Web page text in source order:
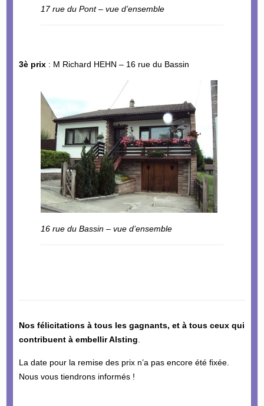
17 rue du Pont – vue d’ensemble
3è prix : M Richard HEHN – 16 rue du Bassin
16 rue du Bassin – vue d’ensemble
Nos félicitations à tous les gagnants, et à tous ceux qui
contribuent à embellir Alsting.
La date pour la remise des prix n’a pas encore été fixée.
Nous vous tiendrons informés !